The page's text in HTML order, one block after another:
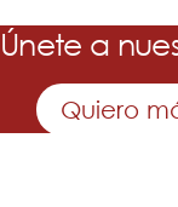
Únete a
Quiero